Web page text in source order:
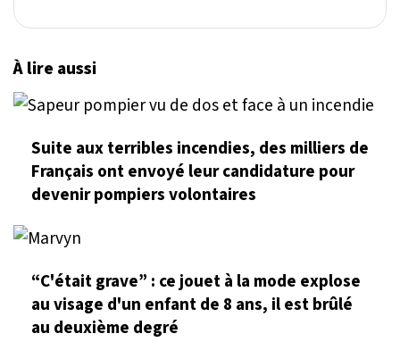
À lire aussi
Suite aux terribles incendies, des milliers de
Français ont envoyé leur candidature pour
devenir pompiers volontaires
“C'était grave” : ce jouet à la mode explose
au visage d'un enfant de 8 ans, il est brûlé
au deuxième degré